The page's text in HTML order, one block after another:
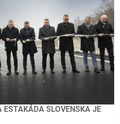
ESTAKÁDA SLOVENSKA JE